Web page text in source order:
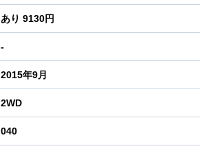
あり 9130円
-
2015年9月
2WD
040